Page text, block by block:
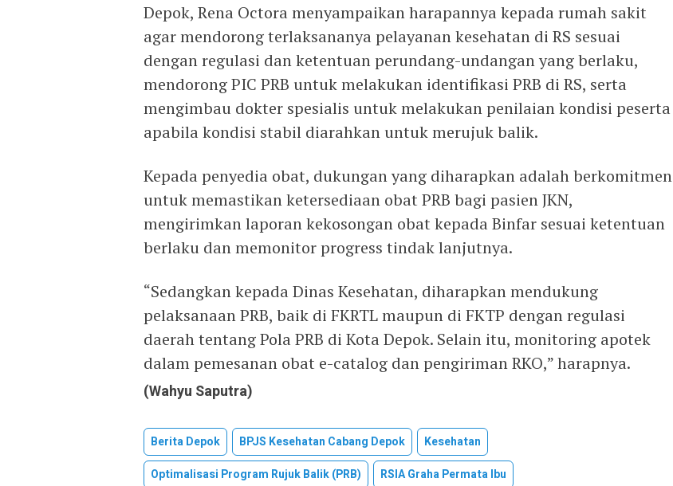
Depok, Rena Octora menyampaikan harapannya kepada rumah sakit
agar mendorong terlaksananya pelayanan kesehatan di RS sesuai
dengan regulasi dan ketentuan perundang-undangan yang berlaku,
mendorong PIC PRB untuk melakukan identifikasi PRB di RS, serta
mengimbau dokter spesialis untuk melakukan penilaian kondisi peserta
apabila kondisi stabil diarahkan untuk merujuk balik.
Kepada penyedia obat, dukungan yang diharapkan adalah berkomitmen
untuk memastikan ketersediaan obat PRB bagi pasien JKN,
mengirimkan laporan kekosongan obat kepada Binfar sesuai ketentuan
berlaku dan memonitor progress tindak lanjutnya.
“Sedangkan kepada Dinas Kesehatan, diharapkan mendukung
pelaksanaan PRB, baik di FKRTL maupun di FKTP dengan regulasi
daerah tentang Pola PRB di Kota Depok. Selain itu, monitoring apotek
dalam pemesanan obat e-catalog dan pengiriman RKO,” harapnya.
(Wahyu Saputra)
Berita Depok BPJS Kesehatan Cabang Depok
Kesehatan
Optimalisasi Program Rujuk Balik (PRB)
RSIA Graha Permata Ibu